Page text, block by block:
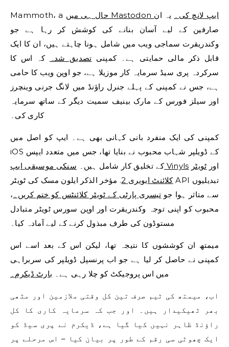
Mammoth، a حال ہی میں Mastodon ایپ لانچ کی۔ یہ ان
صارفین کے لیے آسان بنانے کی کوشش کر رہا ہے جو
وکندریقرت سماجی ویب میں شامل ہونا چاہتے ہیں، ان کا ایک
قابل ذکر مالی حمایتی ہے۔ کمپنی تصدیق شدہ
کہ اس کا
سرکردہ پری سیڈ سرمایہ کار موزیلا ہے، جو اوپن ویب کا حامی
ہے، جس نے کمپنی کے پہلے جنرل راؤنڈ میں لانگ جرنی وینچرز
اور سیلز فورس کے مارک بینیف سمیت دیگر کے ساتھ سرمایہ
کاری کی۔
کمپنی کی ایک منفرد بانی کہانی بھی ہے۔ ایپ کو اصل میں
iOS کے ڈویلپر شہاب محبوب نے بنایا تھا، جس میں متعدد ایپس
کے تخلیق کار شامل ہیں۔سنکی موسیقی ایپ Vinyls اور ٹویٹر
کلائنٹ ایویری 2
. مؤخر الذکر ایلون مسک کی ٹویٹر API تبدیلیوں
سے متاثر ہوا جو تیسری پارٹی کے ٹویٹر کلائنٹس کو ختم کریں۔ ،
محبوب کو اپنی توجہ وکندریقرت اور اوپن سورس ٹویٹر متبادل
مستوڈون کی طرف مبذول کرنے کے لیے آمادہ کیا۔
میمتھ ان کوششوں کا نتیجہ تھا، لیکن اس کے بعد اسے اس
کمپنی نے حاصل کر لیا ہے جو اب پرنسپل ڈویلپر کی سربراہی
میں اس پروجیکٹ کو چلا رہی ہے۔ بارٹ ڈیکرم۔
اب، میمتھ کی ٹیم صرف تین کل وقتی ملازمین اور مٹھی
بھر ٹھیکیدار ہیں۔ اور جب کہ سرمایہ کاری کا کل
راؤنڈ ظاہر نہیں کیا گیا ہے، ڈیکرم نے پری سیڈ کو
ایک چھوٹی سی رقم کے طور پر بیان کیا – اس مرحلے پر